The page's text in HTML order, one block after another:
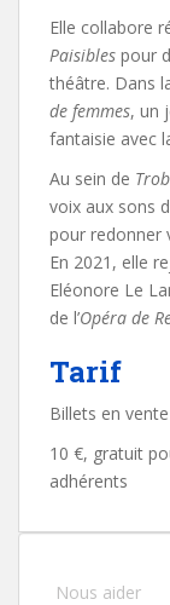
Elle collabore
Paisibles pour
théâtre. Dans
de femmes, un
fantaisie avec
Au sein de
voix aux sons
pour redonner
En 2021, elle
Eléonore Le
de l’Opéra de
Tarif
Billets en
10 €, gratuit
adhérents
Nous aider